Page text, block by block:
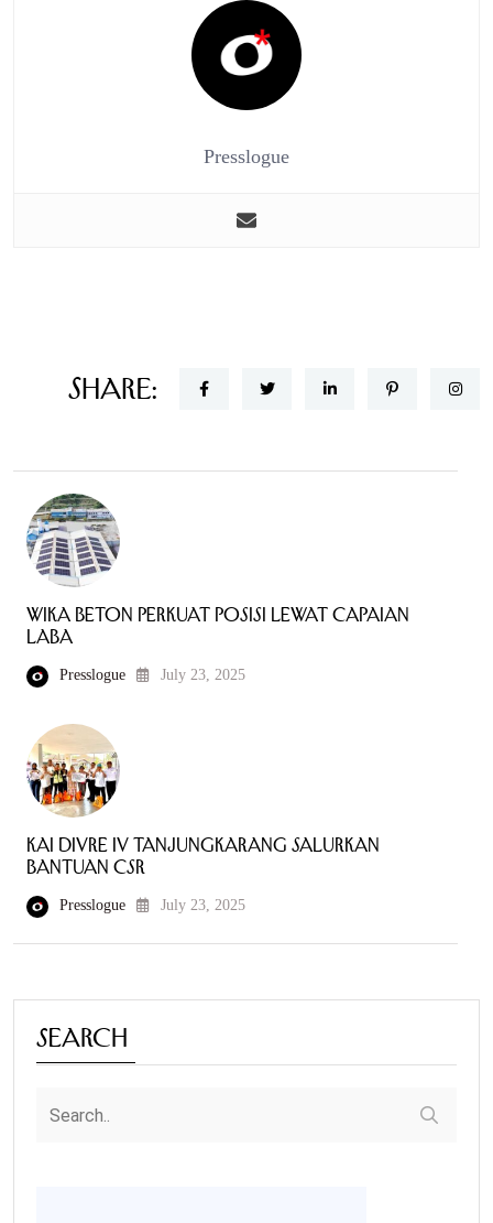
Presslogue
Share:
WIKA Beton Perkuat Posisi Lewat Capaian
Laba
Presslogue July 23, 2025
KAI Divre IV Tanjungkarang Salurkan
Bantuan CSR
Presslogue July 23, 2025
Search